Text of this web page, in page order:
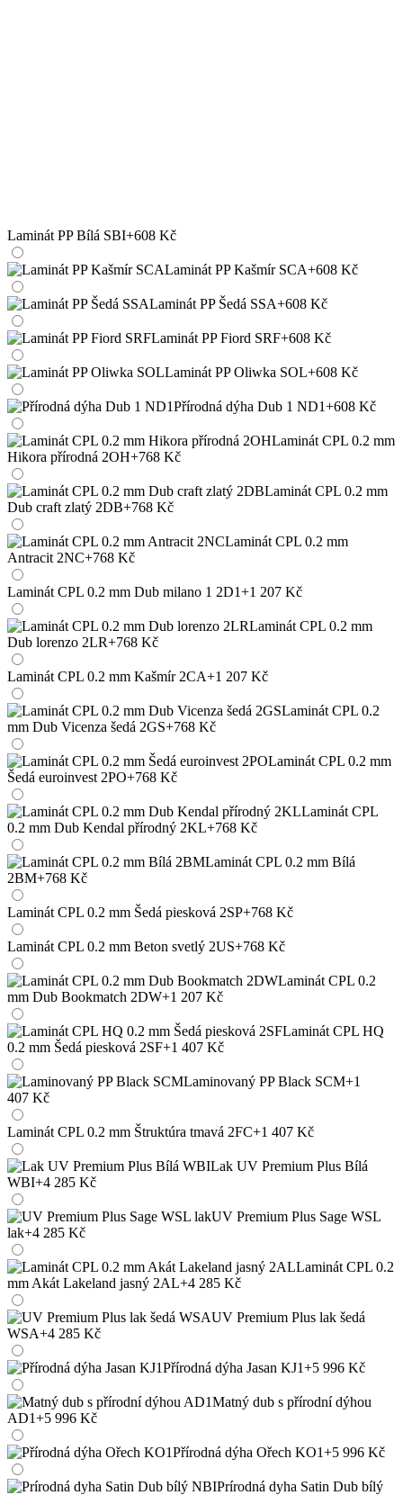
Laminát PP Bílá SBI+608 Kč
Laminát PP Kašmír SCA+608 Kč
Laminát PP Šedá SSA+608 Kč
Laminát PP Fiord SRF+608 Kč
Laminát PP Oliwka SOL+608 Kč
Přírodná dýha Dub 1 ND1+608 Kč
Laminát CPL 0.2 mm
Hikora přírodná 2OH+768 Kč
Laminát CPL 0.2 mm
Dub craft zlatý 2DB+768 Kč
Laminát CPL 0.2 mm
Antracit 2NC+768 Kč
Laminát CPL 0.2 mm Dub milano 1 2D1+1 207 Kč
Laminát CPL 0.2 mm
Dub lorenzo 2LR+768 Kč
Laminát CPL 0.2 mm Kašmír 2CA+1 207 Kč
Laminát CPL 0.2
mm Dub Vicenza šedá 2GS+768 Kč
Laminát CPL 0.2 mm
Šedá euroinvest 2PO+768 Kč
Laminát CPL
0.2 mm Dub Kendal přírodný 2KL+768 Kč
Laminát CPL 0.2 mm Bílá
2BM+768 Kč
Laminát CPL 0.2 mm Šedá piesková 2SP+768 Kč
Laminát CPL 0.2 mm Beton svetlý 2US+768 Kč
Laminát CPL 0.2
mm Dub Bookmatch 2DW+1 207 Kč
Laminát CPL HQ
0.2 mm Šedá piesková 2SF+1 407 Kč
Laminovaný PP Black SCM+1
407 Kč
Laminát CPL 0.2 mm Štruktúra tmavá 2FC+1 407 Kč
Lak UV Premium Plus Bílá
WBI+4 285 Kč
UV Premium Plus Sage WSL
lak+4 285 Kč
Laminát CPL 0.2
mm Akát Lakeland jasný 2AL+4 285 Kč
UV Premium Plus lak šedá
WSA+4 285 Kč
Přírodná dýha Jasan KJ1+5 996 Kč
Matný dub s přírodní dýhou
AD1+5 996 Kč
Přírodná dýha Ořech KO1+5 996 Kč
Prírodná dyha Satin Dub bílý